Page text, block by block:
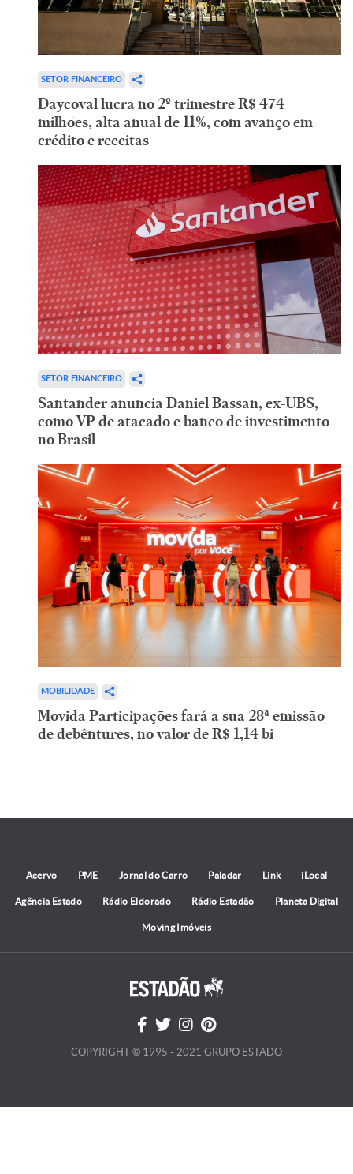
SETOR FINANCEIRO
Daycoval lucra no 2º trimestre R$ 474
milhões, alta anual de 11%, com avanço em
crédito e receitas
SETOR FINANCEIRO
Santander anuncia Daniel Bassan, ex-UBS,
como VP de atacado e banco de investimento
no Brasil
MOBILIDADE
Movida Participações fará a sua 28ª emissão
de debêntures, no valor de R$ 1,14 bi
Acervo PME Jornal do Carro Paladar Link iLocal
Agência Estado Rádio Eldorado Rádio Estadão Planeta Digital
Moving Imóveis
COPYRIGHT © 1995 - 2021 GRUPO ESTADO